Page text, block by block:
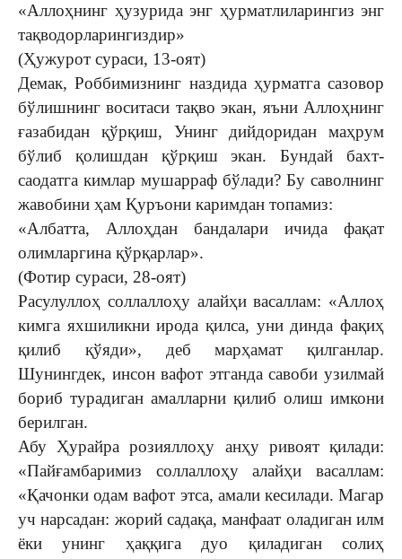
«Аллоҳнинг ҳузурида энг ҳурматлиларингиз энг
тақводорларингиздир»
(Ҳужурот сураси, 13-оят)
Демак, Роббимизнинг наздида ҳурматга сазовор
бўлишнинг воситаси тақво экан, яъни Аллоҳнинг
ғазабидан қўрқиш, Унинг дийдоридан маҳрум
бўлиб қолишдан қўрқиш экан. Бундай бахт-
саодатга кимлар мушарраф бўлади? Бу саволнинг
жавобини ҳам Қуръони каримдан топамиз:
«Албатта, Аллоҳдан бандалари ичида фақат
олимларгина қўрқарлар».
(Фотир сураси, 28-оят)
Расулуллоҳ соллаллоҳу алайҳи васаллам: «Аллоҳ
кимга яхшиликни ирода қилса, уни динда фақиҳ
қилиб қўяди», деб марҳамат қилганлар.
Шунингдек, инсон вафот этганда савоби узилмай
бориб турадиган амалларни қилиб олиш имкони
берилган.
Абу Ҳурайра розияллоҳу анҳу ривоят қилади:
«Пайғамбаримиз соллаллоҳу алайҳи васаллам:
«Қачонки одам вафот этса, амали кесилади. Магар
уч нарсадан: жорий садақа, манфаат оладиган илм
ёки унинг ҳаққига дуо қиладиган солиҳ